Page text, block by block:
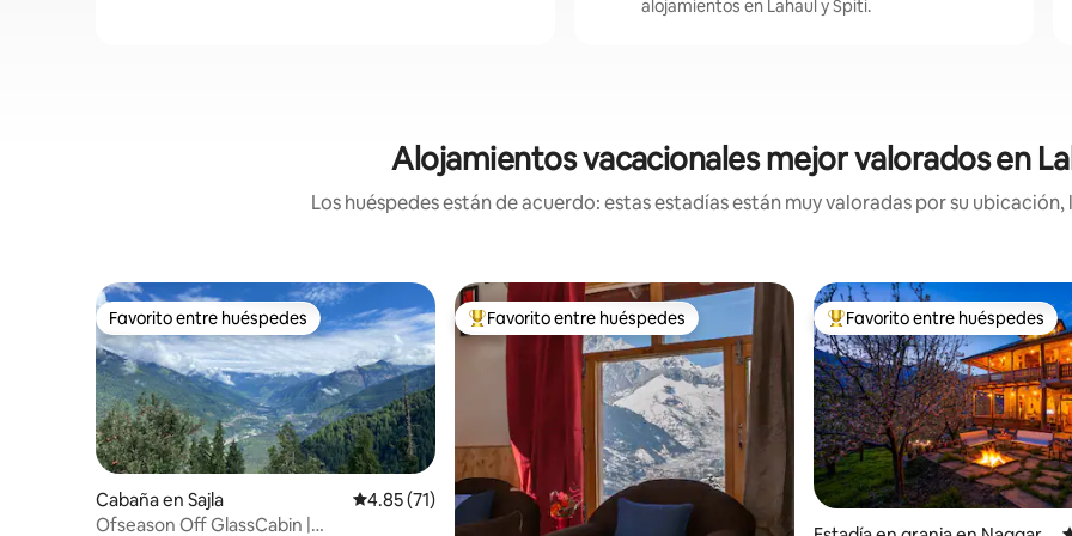
alojamientos en Lahaul y Spiti.
Alojamientos vacacionales mejor valorados en
Los huéspedes están de acuerdo: estas estadías están muy valoradas por su
Favorito entre huéspedes
Favorito entre huéspedes
Cabaña en Sajla Calificación promedio: 4.85 de 5, 71 reseñas
4.85 (71)
Ofseason Off GlassCabin |
Favorito entre huéspedes preferido
Favorito entre huéspedes Favorito entre huéspedes
Favorito entre huéspedes